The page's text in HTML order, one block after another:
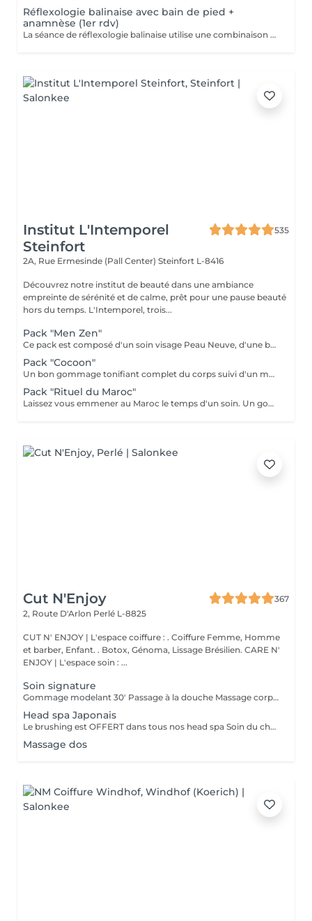
Réflexologie balinaise avec bain de pied +
anamnèse (1er rdv)
La séance de réflexologie balinaise utilise une combinaison de pressions profondes, de mouvements de pétrissage, de tapotements et d'étirements doux pour détendre le corps. Les points de pression utilisés en réflexologie balinaise sont liés à des points d'acupuncture sur les méridiens de la médecine traditionnelle chinoise. La stimulation de ces points peut aider à libérer des blocages énergétiques et à rétablir l'équilibre du corps. Cette séance nous plonge dans la culture balinaise avec ses petits rituels comme l'utilisation du bain de pieds, d'encens ou d'huiles essentielles qui contribuent à créer une atmosphère sacrée et à renforcer l'expérience d'harmonie de l'organisme. La réflexologie balinaise est accessible à tous. Doux et tonique à la fois, il est dans le monde du massage celui qui enveloppe de relaxation les plus hésitants car il offre une très large variété de mouvements. La réflexologie balinaise peut se substituer à la réflexologie plantaire traditionnelle pour apporter un soin d'horizon différent ou un point de départ à tout traitement de réflexologie plantaire de type occidentale. *** La réflexologie balinaise inclut le massage des mollets. Veuillez porter un vêtement ample que vous pourrez remonter aisément jusqu'au genoux *** Bienfaits : - Soutenir et booster le principe d'auto-régulation de l'organisme - Apaisement du système nerveux, massage de détente profonde - Réduction du stress et de l'anxiété - Amélioration de la circulation sanguine - Soulagement des douleurs - Amélioration du sommeil - Soulagement des maux de tête - Amélioration des troubles digestifs - Renforcement du système immunitaire ... Contre-indications : - Fièvre, phase aigüe de maladie - Fracture, foulure, coupure, brûlure ou autre blessure du pied, ongle incarné, mycose - Durant le premier mois de grossesse
Institut L'Intemporel
Steinfort
535
2A, Rue Ermesinde (Pall Center) Steinfort L-8416
Découvrez notre institut de beauté dans une ambiance
empreinte de sérénité et de calme, prêt pour une pause beauté
hors du temps. L'Intemporel, trois...
Pack "Men Zen"
Ce pack est composé d'un soin visage Peau Neuve, d'une beauté des pieds et d'un massage "Escale à Marrakech" (1h de massage) Déconnection et expérience sensorielle Pour récupérer un "homme" zen :-)
Pack "Cocoon"
Un bon gommage tonifiant complet du corps suivi d'un massage détente du corps 1h, beauté des pieds et manucure.
Pack "Rituel du Maroc"
Laissez vous emmener au Maroc le temps d'un soin. Un gommage complet du corps avec au choix le "gommage à la fleur d'oranger" ou le "gommage au savon noir bio", suivi d'un massage d'une heure "Escale à Marrakech". Un voyage sensoriel parfumé à la fleur d'oranger ou à l'essence d'eucalyptus. Un thé à la menthe vous sera servi après le soin.
Cut N'Enjoy
367
2, Route D'Arlon Perlé L-8825
CUT N' ENJOY | L'espace coiffure : . Coiffure Femme, Homme
et barber, Enfant. . Botox, Génoma, Lissage Brésilien. CARE N'
ENJOY | L'espace soin : ...
Soin signature
Gommage modelant 30' Passage à la douche Massage corps complet 45'
Head spa Japonais
Le brushing est OFFERT dans tous nos head spa Soin du cheveu, du cuir chevelu, massage du haut du corps et massage crânien sous les jet japonais
Massage dos